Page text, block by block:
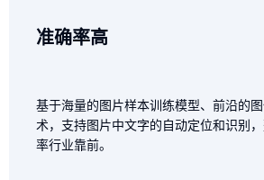
准确率高
基于海量的图片样本训练模型、前沿的
术，支持图片中文字的自动定位和识别
率行业靠前。